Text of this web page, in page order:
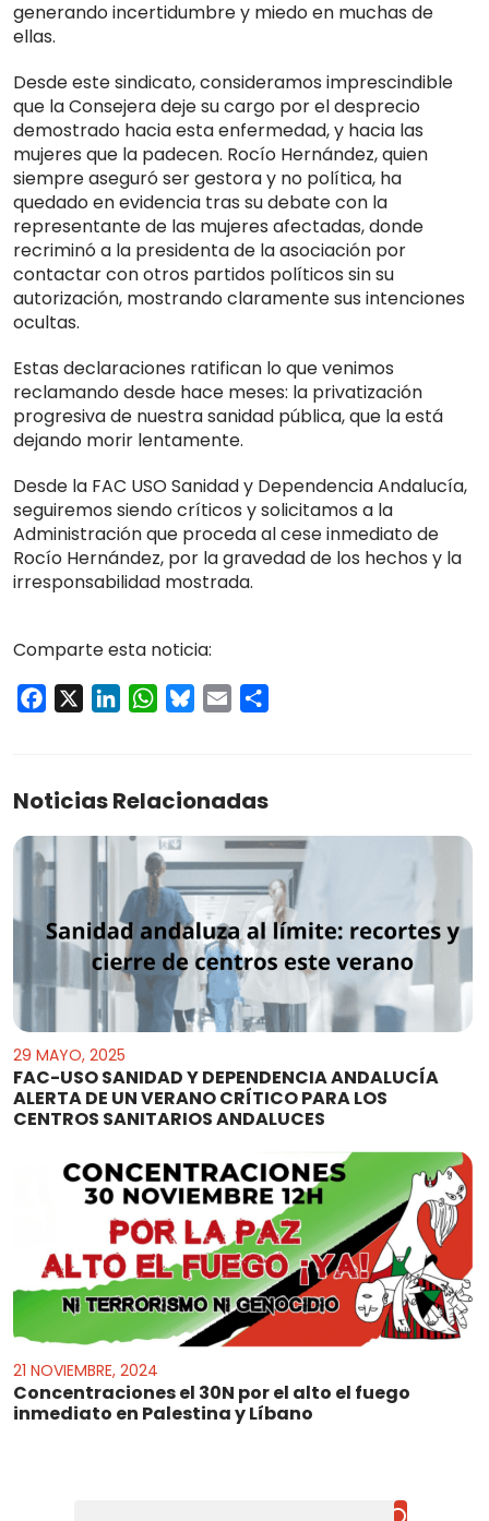
generando incertidumbre y miedo en muchas de
ellas.
Desde este sindicato, consideramos imprescindible
que la Consejera deje su cargo por el desprecio
demostrado hacia esta enfermedad, y hacia las
mujeres que la padecen. Rocío Hernández, quien
siempre aseguró ser gestora y no política, ha
quedado en evidencia tras su debate con la
representante de las mujeres afectadas, donde
recriminó a la presidenta de la asociación por
contactar con otros partidos políticos sin su
autorización, mostrando claramente sus intenciones
ocultas.
Estas declaraciones ratifican lo que venimos
reclamando desde hace meses: la privatización
progresiva de nuestra sanidad pública, que la está
dejando morir lentamente.
Desde la FAC USO Sanidad y Dependencia Andalucía,
seguiremos siendo críticos y solicitamos a la
Administración que proceda al cese inmediato de
Rocío Hernández, por la gravedad de los hechos y la
irresponsabilidad mostrada.
Comparte esta noticia:
Facebook LinkedInWhatsApp
Bluesky
Email
Noticias Relacionadas
29 MAYO, 2025
FAC-USO SANIDAD Y DEPENDENCIA ANDALUCÍA
ALERTA DE UN VERANO CRÍTICO PARA LOS
CENTROS SANITARIOS ANDALUCES
21 NOVIEMBRE, 2024
Concentraciones el 30N por el alto el fuego
inmediato en Palestina y Líbano